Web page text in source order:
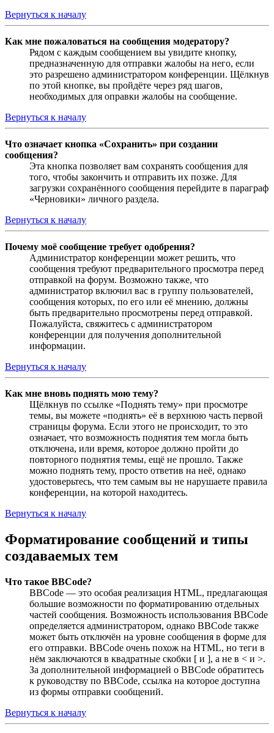
Вернуться к началу
Как мне пожаловаться на сообщения модератору?
Рядом с каждым сообщением вы увидите кнопку,
предназначенную для отправки жалобы на него, если
это разрешено администратором конференции. Щёлкнув
по этой кнопке, вы пройдёте через ряд шагов,
необходимых для оправки жалобы на сообщение.
Вернуться к началу
Что означает кнопка «Сохранить» при создании
сообщения?
Эта кнопка позволяет вам сохранять сообщения для
того, чтобы закончить и отправить их позже. Для
загрузки сохранённого сообщения перейдите в параграф
«Черновики» личного раздела.
Вернуться к началу
Почему моё сообщение требует одобрения?
Администратор конференции может решить, что
сообщения требуют предварительного просмотра перед
отправкой на форум. Возможно также, что
администратор включил вас в группу пользователей,
сообщения которых, по его или её мнению, должны
быть предварительно просмотрены перед отправкой.
Пожалуйста, свяжитесь с администратором
конференции для получения дополнительной
информации.
Вернуться к началу
Как мне вновь поднять мою тему?
Щёлкнув по ссылке «Поднять тему» при просмотре
темы, вы можете «поднять» её в верхнюю часть первой
страницы форума. Если этого не происходит, то это
означает, что возможность поднятия тем могла быть
отключена, или время, которое должно пройти до
повторного поднятия темы, ещё не прошло. Также
можно поднять тему, просто ответив на неё, однако
удостоверьтесь, что тем самым вы не нарушаете правила
конференции, на которой находитесь.
Вернуться к началу
Форматирование сообщений и типы
создаваемых тем
Что такое BBCode?
BBCode — это особая реализация HTML, предлагающая
большие возможности по форматированию отдельных
частей сообщения. Возможность использования BBCode
определяется администратором, однако BBCode также
может быть отключён на уровне сообщения в форме для
его отправки. BBCode очень похож на HTML, но теги в
нём заключаются в квадратные скобки [ и ], а не в < и >.
За дополнительной информацией о BBCode обратитесь
к руководству по BBCode, ссылка на которое доступна
из формы отправки сообщений.
Вернуться к началу